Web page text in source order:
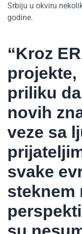
Srbiju u okviru
godine.
“Kroz
projekte,
priliku
novih
veze sa
svake
steknem